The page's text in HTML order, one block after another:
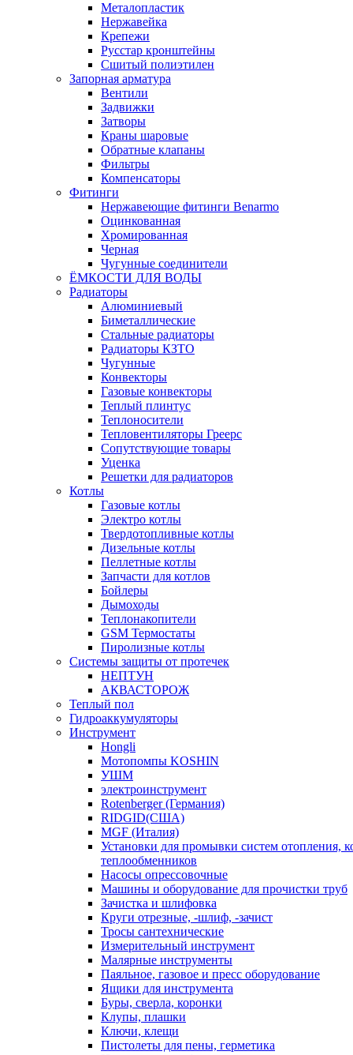
Металопластик
Нержавейка
Крепежи
Русстар кронштейны
Сшитый полиэтилен
Запорная арматура
Вентили
Задвижки
Затворы
Краны шаровые
Обратные клапаны
Фильтры
Компенсаторы
Фитинги
Нержавеющие фитинги Benarmo
Оцинкованная
Хромированная
Черная
Чугунные соединители
ЁМКОСТИ ДЛЯ ВОДЫ
Радиаторы
Алюминиевый
Биметаллические
Стальные радиаторы
Радиаторы КЗТО
Чугунные
Конвекторы
Газовые конвекторы
Теплый плинтус
Теплоносители
Тепловентиляторы Греерс
Сопутствующие товары
Уценка
Решетки для радиаторов
Котлы
Газовые котлы
Электро котлы
Твердотопливные котлы
Дизельные котлы
Пеллетные котлы
Запчасти для котлов
Бойлеры
Дымоходы
Теплонакопители
GSM Термостаты
Пиролизные котлы
Системы защиты от протечек
НЕПТУН
АКВАСТОРОЖ
Теплый пол
Гидроаккумуляторы
Инструмент
Hongli
Мотопомпы KOSHIN
УШМ
электроинструмент
Rotenberger (Германия)
RIDGID(США)
MGF (Италия)
Установки для промывки систем отопления,
теплообменников
Насосы опрессовочные
Машины и оборудование для прочистки труб
Зачистка и шлифовка
Круги отрезные, -шлиф, -зачист
Тросы сантехнические
Измерительный инструмент
Малярные инструменты
Паяльное, газовое и пресс оборудование
Ящики для инструмента
Буры, сверла, коронки
Клупы, плашки
Ключи, клещи
Пистолеты для пены, герметика